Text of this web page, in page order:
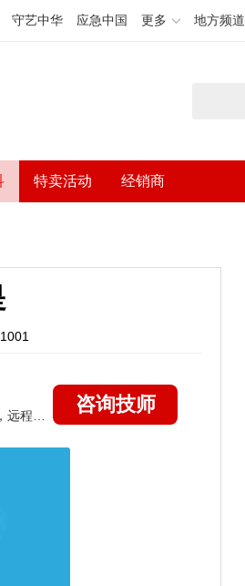
守艺中华 应急中国 更多 地方频道
特卖活动 经销商
咨询技师